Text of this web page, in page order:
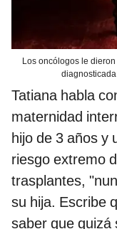
Los oncólogos le
Tatiana habla
maternidad
hijo de 3 años y
riesgo extremo
trasplantes,
su hija. Escribe
saber que quizá